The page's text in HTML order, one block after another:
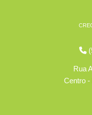
Rua
Centro -